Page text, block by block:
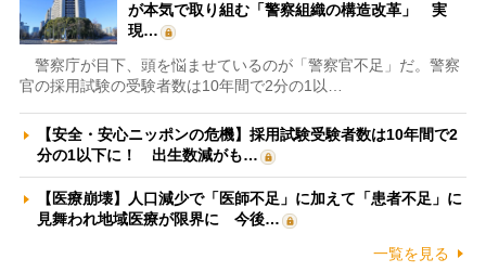
が本気で取り組む「警察組織の構造改革」 実
現…
警察庁が目下、頭を悩ませているのが「警察官不足」だ。警察
官の採用試験の受験者数は10年間で2分の1以…
【安全・安心ニッポンの危機】採用試験受験者数は10年間で2
分の1以下に！ 出生数減がも…
【医療崩壊】人口減少で「医師不足」に加えて「患者不足」に
見舞われ地域医療が限界に 今後…
一覧を見る